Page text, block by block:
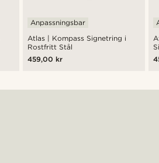
Atlas | Kompass Signetring i
Rostfritt Stål
Anpassningsbar
459,00 kr